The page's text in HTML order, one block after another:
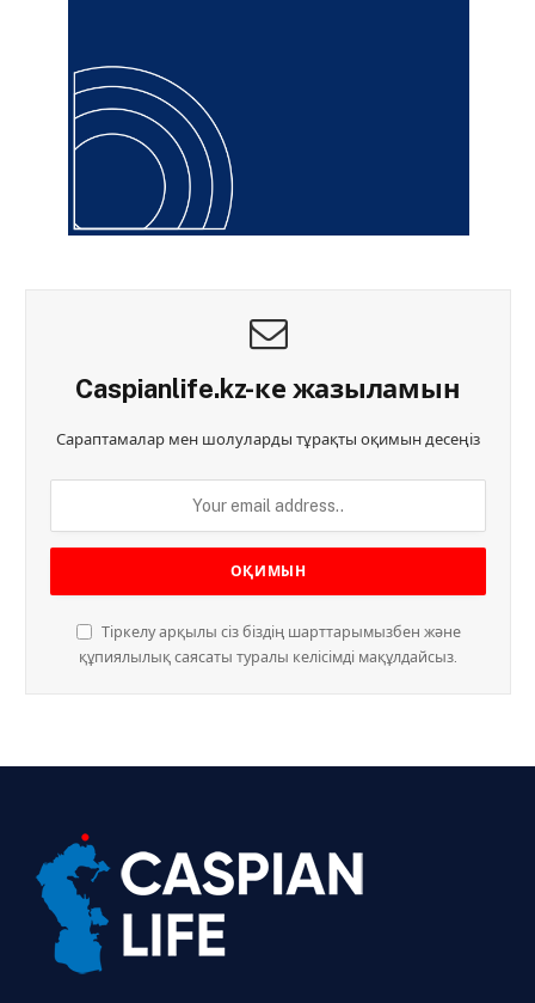
Caspianlife.kz-ке жазыламын
Сараптамалар мен шолуларды тұрақты оқимын десеңіз
Тіркелу арқылы сіз біздің шарттарымызбен және
құпиялылық саясаты туралы келісімді мақұлдайсыз.